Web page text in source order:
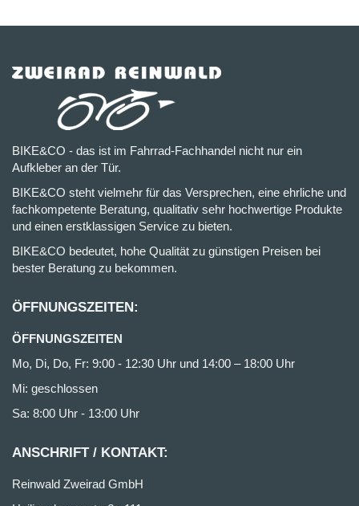
BIKE&CO - das ist im Fahrrad-Fachhandel nicht nur ein
Aufkleber an der Tür.
BIKE&CO steht vielmehr für das Versprechen, eine ehrliche und
fachkompetente Beratung, qualitativ sehr hochwertige Produkte
und einen erstklassigen Service zu bieten.
BIKE&CO bedeutet, hohe Qualität zu günstigen Preisen bei
bester Beratung zu bekommen.
ÖFFNUNGSZEITEN:
ÖFFNUNGSZEITEN
Mo, Di, Do, Fr: 9:00 - 12:30 Uhr und 14:00 – 18:00 Uhr
Mi: geschlossen
Sa: 8:00 Uhr - 13:00 Uhr
ANSCHRIFT / KONTAKT:
Reinwald Zweirad GmbH